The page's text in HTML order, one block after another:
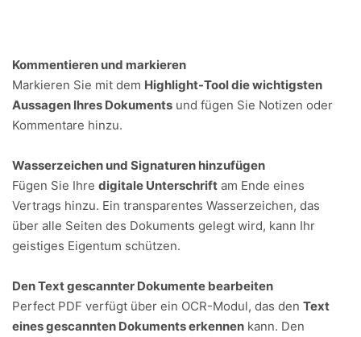
Kommentieren und markieren
Markieren Sie mit dem Highlight-Tool die wichtigsten
Aussagen Ihres Dokuments und fügen Sie Notizen oder
Kommentare hinzu.
Wasserzeichen und Signaturen hinzufügen
Fügen Sie Ihre digitale Unterschrift am Ende eines
Vertrags hinzu. Ein transparentes Wasserzeichen, das
über alle Seiten des Dokuments gelegt wird, kann Ihr
geistiges Eigentum schützen.
Den Text gescannter Dokumente bearbeiten
Perfect PDF verfügt über ein OCR-Modul, das den Text
eines gescannten Dokuments erkennen kann. Den